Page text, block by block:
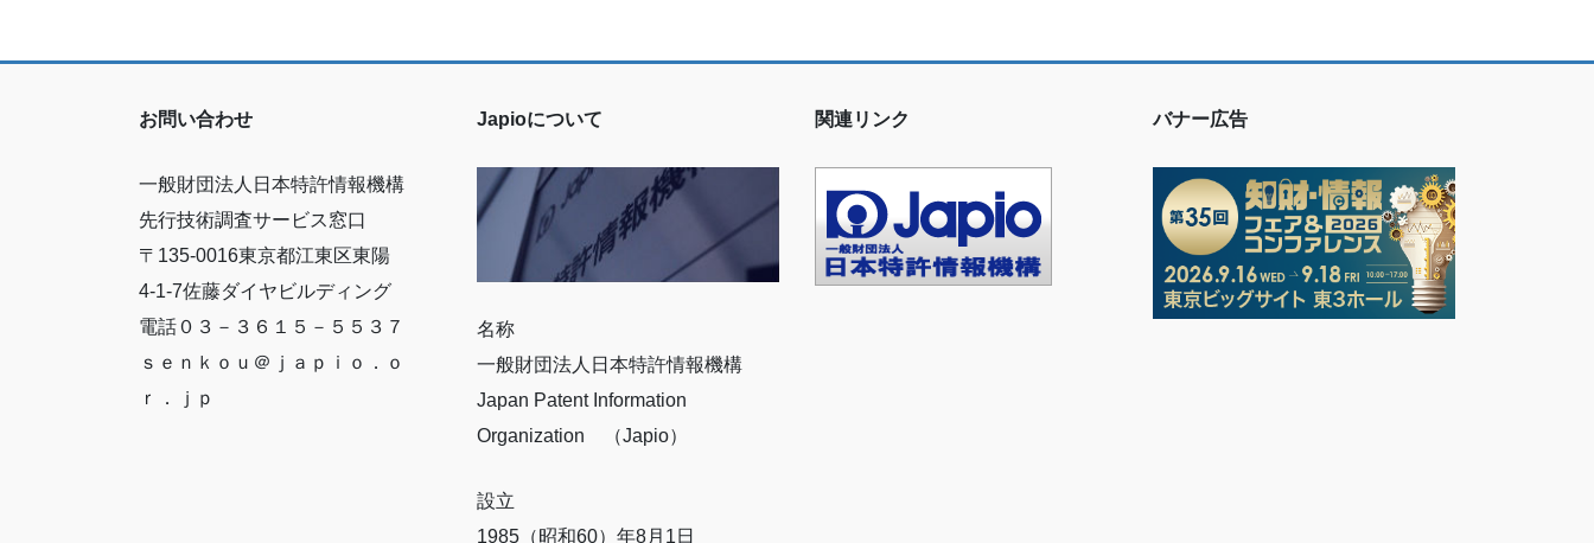
お問い合わせ
一般財団法人日本特許情報機構
先行技術調査サービス窓口
〒135-0016東京都江東区東陽
4-1-7佐藤ダイヤビルディング
電話０３－３６１５－５５３７
ｓｅｎｋｏｕ＠ｊａｐｉｏ．ｏ
ｒ．ｊｐ
Japioについて
名称
一般財団法人日本特許情報機構
Japan Patent Information
Organization （Japio）
設立
1985（昭和60）年8月1日
関連リンク バナー広告